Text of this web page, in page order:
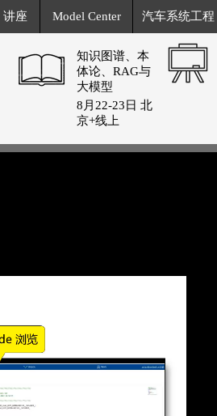
讲座 Model Center 汽车系统工程
知识图谱、本
体论、RAG与
大模型
8月22-23日 北
京+线上